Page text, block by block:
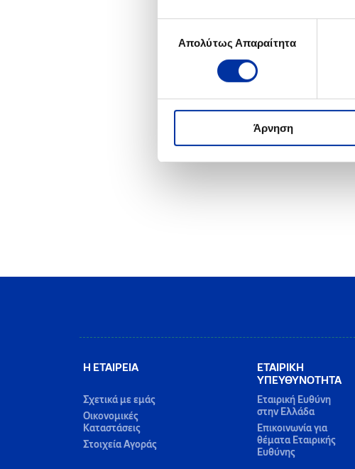
συγκατάθεσης
Απολύτως Απαραίτητα
Άρνηση
Η ΕΤΑΙΡΕΙΑ
Σχετικά με εμάς
Οικονομικές
Καταστάσεις
Στοιχεία Αγοράς
ΕΤΑΙΡΙΚΗ
ΥΠΕΥΘΥΝΟΤΗΤΑ
Εταιρική Ευθύνη
στην Ελλάδα
Επικοινωνία για
θέματα Εταιρικής
Ευθύνης